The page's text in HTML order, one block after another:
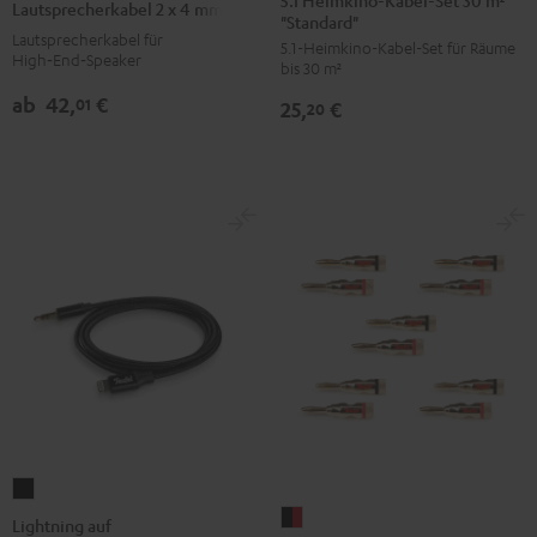
4
Weiß
Lautsprecherkabel 2 x 4 mm²
Lautsprecherkabel für
High‑End‑Speaker
ab 42,01 €
Kabel-
Set
30
m²
"Standard"
5.1-Heimkino-Kabel-Set für Räume
bis 30 m²
25,20 €
auf
Lightning auf